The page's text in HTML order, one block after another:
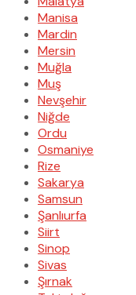
Manisa
Mardin
Mersin
Muğla
Muş
Nevşehir
Niğde
Ordu
Osmaniye
Rize
Sakarya
Samsun
Şanlıurfa
Siirt
Sinop
Sivas
Şırnak